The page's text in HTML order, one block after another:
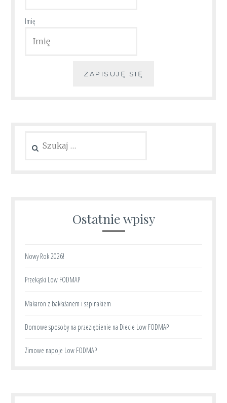
Imię
ZAPISUJĘ SIĘ
Ostatnie wpisy
Nowy Rok 2026!
Przekąski Low FODMAP
Makaron z bakłażanem i szpinakiem
Domowe sposoby na przeziębienie na Diecie Low FODMAP
Zimowe napoje Low FODMAP